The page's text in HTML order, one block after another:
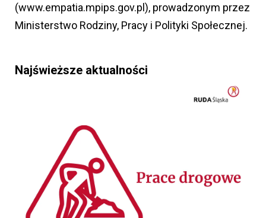
(www.empatia.mpips.gov.pl), prowadzonym przez
Ministerstwo Rodziny, Pracy i Polityki Społecznej.
Najświeższe aktualności